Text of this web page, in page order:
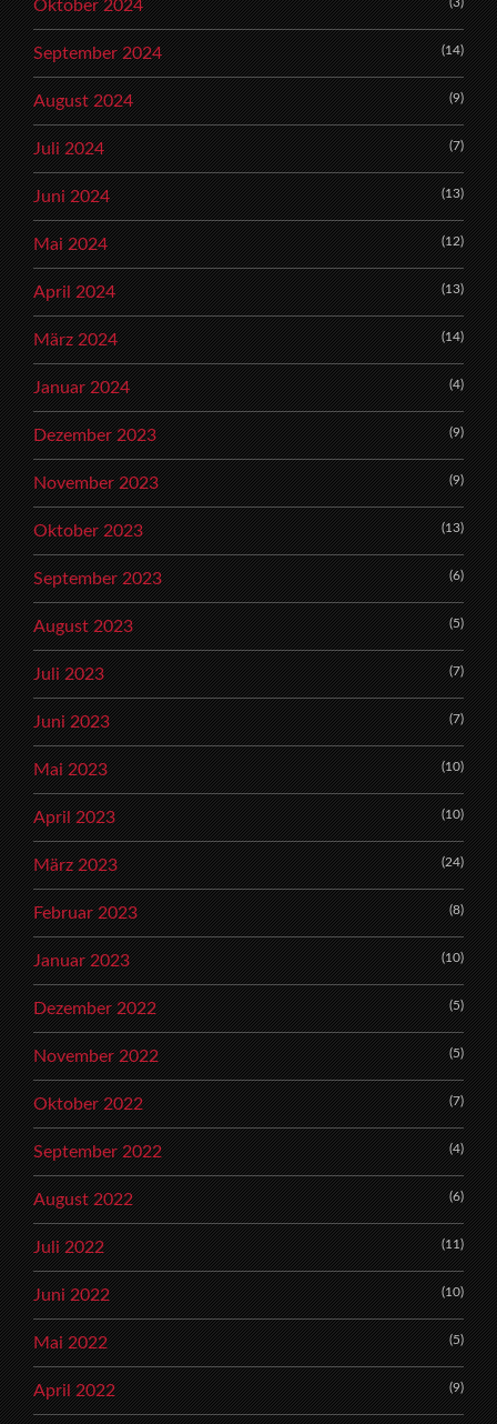
Oktober 2024
September 2024 (14)
August 2024 (9)
Juli 2024 (7)
Juni 2024 (13)
Mai 2024 (12)
April 2024 (13)
März 2024 (14)
Januar 2024 (4)
Dezember 2023 (9)
November 2023 (9)
Oktober 2023 (13)
September 2023 (6)
August 2023 (5)
Juli 2023 (7)
Juni 2023 (7)
Mai 2023 (10)
April 2023 (10)
März 2023 (24)
Februar 2023 (8)
Januar 2023 (10)
Dezember 2022 (5)
November 2022 (5)
Oktober 2022 (7)
September 2022 (4)
August 2022 (6)
Juli 2022 (11)
Juni 2022 (10)
Mai 2022 (5)
April 2022 (9)